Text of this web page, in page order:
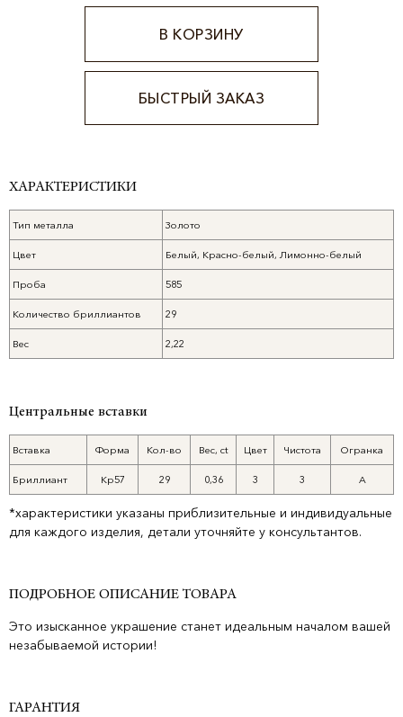
В КОРЗИНУ
БЫСТРЫЙ ЗАКАЗ
ХАРАКТЕРИСТИКИ
Тип металла Золото
Цвет Белый, Красно-белый, Лимонно-белый
Проба 585
Количество бриллиантов 29
Вес 2,22
Центральные вставки
Вставка Форма Кол-во Вес, ct Цвет Чистота Огранка
Бриллиант Кр57 29 0,36 3 3 А
*характеристики указаны приблизительные и индивидуальные
для каждого изделия, детали уточняйте у консультантов.
ПОДРОБНОЕ ОПИСАНИЕ ТОВАРА
Это изысканное украшение станет идеальным началом вашей
незабываемой истории!
ГАРАНТИЯ